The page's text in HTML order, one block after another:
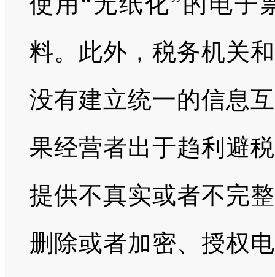
料。此外，税务机关
没有建立统一的信息
果经营者出于趋利避
提供不真实或者不完
删除或者加密、授权